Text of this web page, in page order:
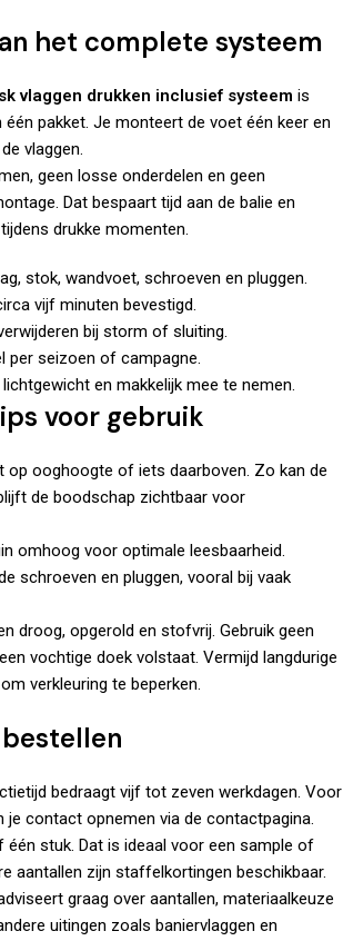
het complete systeem
vlaggen drukken inclusief systeem is
één pakket. Je monteert de voet één keer en
vlaggen.
geen losse onderdelen en geen
Dat bespaart tijd aan de balie en
drukke momenten.
stok, wandvoet, schroeven en pluggen.
vijf minuten bevestigd.
bij storm of sluiting.
per seizoen of campagne.
lichtgewicht en makkelijk mee te nemen.
voor gebruik
op ooghoogte of iets daarboven. Zo kan de
de boodschap zichtbaar voor
omhoog voor optimale leesbaarheid.
schroeven en pluggen, vooral bij vaak
droog, opgerold en stofvrij. Gebruik geen
vochtige doek volstaat. Vermijd langdurige
verkleuring te beperken.
bedraagt vijf tot zeven werkdagen. Voor
je contact opnemen via de contactpagina.
één stuk. Dat is ideaal voor een sample of
aantallen zijn staffelkortingen beschikbaar.
graag over aantallen, materiaalkeuze
uitingen zoals baniervlaggen en